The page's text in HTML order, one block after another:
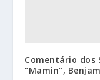
Comentário dos
“Mamin”,